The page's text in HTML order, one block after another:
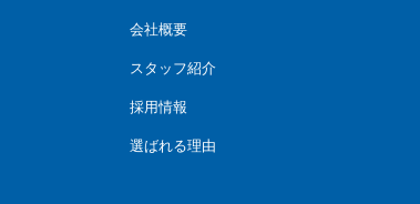
会社概要
スタッフ紹介
採用情報
選ばれる理由